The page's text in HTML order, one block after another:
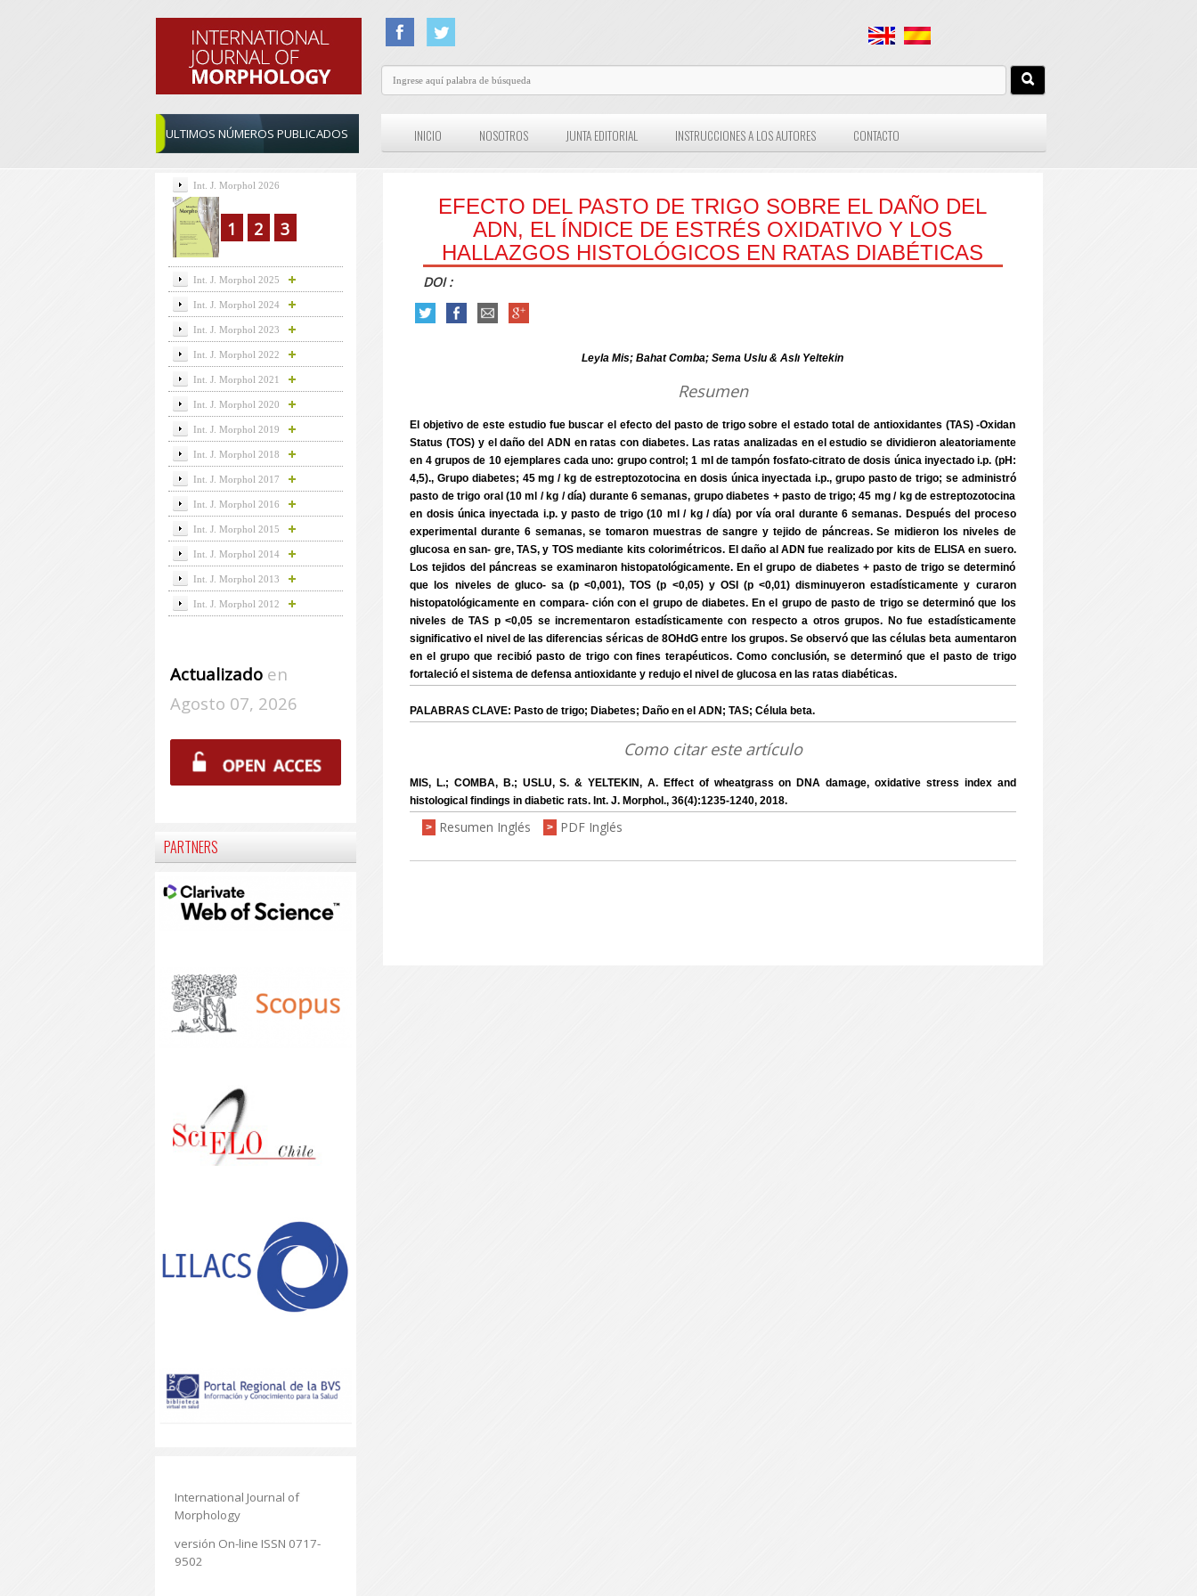
ULTIMOS NÚMEROS PUBLICADOS INICIO NOSOTROS JUNTA EDITORIAL INSTRUCCIONES A LOS AUTORES CONTACTO
EFECTO DEL PASTO DE TRIGO SOBRE EL DAÑO DEL
ADN, EL ÍNDICE DE ESTRÉS OXIDATIVO Y LOS
HALLAZGOS HISTOLÓGICOS EN RATAS DIABÉTICAS
DOI :
Leyla Mis; Bahat Comba; Sema Uslu & Aslı Yeltekin
Resumen
El objetivo de este estudio fue buscar el efecto del pasto de trigo sobre el estado total de antioxidantes (TAS) -Oxidan
Status (TOS) y el daño del ADN en ratas con diabetes. Las ratas analizadas en el estudio se dividieron aleatoriamente
en 4 grupos de 10 ejemplares cada uno: grupo control; 1 ml de tampón fosfato-citrato de dosis única inyectado i.p. (pH:
4,5)., Grupo diabetes; 45 mg / kg de estreptozotocina en dosis única inyectada i.p., grupo pasto de trigo; se administró
pasto de trigo oral (10 ml / kg / día) durante 6 semanas, grupo diabetes + pasto de trigo; 45 mg / kg de estreptozotocina
en dosis única inyectada i.p. y pasto de trigo (10 ml / kg / día) por vía oral durante 6 semanas. Después del proceso
experimental durante 6 semanas, se tomaron muestras de sangre y tejido de páncreas. Se midieron los niveles de
glucosa en san- gre, TAS, y TOS mediante kits colorimétricos. El daño al ADN fue realizado por kits de ELISA en suero.
Los tejidos del páncreas se examinaron histopatológicamente. En el grupo de diabetes + pasto de trigo se determinó
que los niveles de gluco- sa (p <0,001), TOS (p <0,05) y OSI (p <0,01) disminuyeron estadísticamente y curaron
histopatológicamente en compara- ción con el grupo de diabetes. En el grupo de pasto de trigo se determinó que los
niveles de TAS p <0,05 se incrementaron estadísticamente con respecto a otros grupos. No fue estadísticamente
significativo el nivel de las diferencias séricas de 8OHdG entre los grupos. Se observó que las células beta aumentaron
en el grupo que recibió pasto de trigo con fines terapéuticos. Como conclusión, se determinó que el pasto de trigo
fortaleció el sistema de defensa antioxidante y redujo el nivel de glucosa en las ratas diabéticas.
PALABRAS CLAVE: Pasto de trigo; Diabetes; Daño en el ADN; TAS; Célula beta.
Como citar este artículo
MIS, L.; COMBA, B.; USLU, S. & YELTEKIN, A. Effect of wheatgrass on DNA damage, oxidative stress index and
histological findings in diabetic rats. Int. J. Morphol., 36(4):1235-1240, 2018.
> Resumen Inglés > PDF Inglés
Int. J. Morphol 2026
1 2 3
Int. J. Morphol 2025
Int. J. Morphol 2024
Int. J. Morphol 2023
Int. J. Morphol 2022
Int. J. Morphol 2021
Int. J. Morphol 2020
Int. J. Morphol 2019
Int. J. Morphol 2018
Int. J. Morphol 2017
Int. J. Morphol 2016
Int. J. Morphol 2015
Int. J. Morphol 2014
Int. J. Morphol 2013
Int. J. Morphol 2012
Actualizadoen
Agosto 07, 2026
PARTNERS
International Journal of
Morphology
versión On-line ISSN 0717-
9502